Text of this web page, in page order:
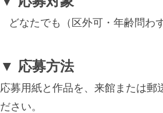
どなたでも（区外可・年齢問わず
▼ 応募方法
応募用紙と作品を、来館または郵
ださい。